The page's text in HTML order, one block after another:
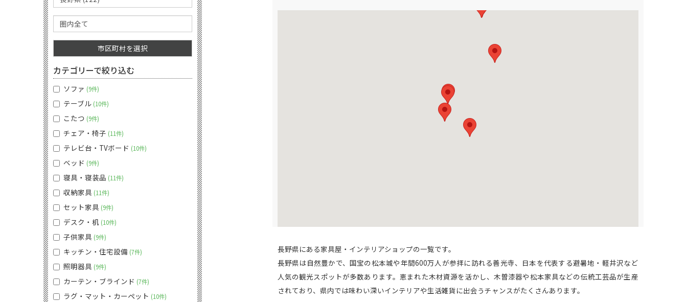
長野県にある家具屋・インテリアショップの一覧です。
長野県は自然豊かで、国宝の松本城や年間600万人が参拝に訪れる善光寺、日本を代表する避暑地・軽井沢など
人気の観光スポットが多数あります。恵まれた木材資源を活かし、木曽漆器や松本家具などの伝統工芸品が生産
されており、県内では味わい深いインテリアや生活雑貨に出会うチャンスがたくさんあります。
市区町村を選択
カテゴリーで絞り込む
ソファ 9件
テーブル 10件
こたつ 9件
チェア・椅子 11件
テレビ台・TVボード 10件
ベッド 9件
寝具・寝装品 11件
収納家具 11件
セット家具 9件
デスク・机 10件
子供家具 9件
キッチン・住宅設備 7件
照明器具 9件
カーテン・ブラインド 7件
ラグ・マット・カーペット 10件